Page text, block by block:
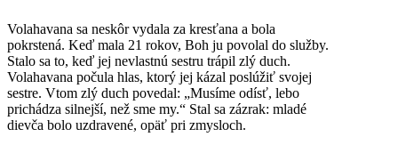
Volahavana sa neskôr vydala za kresťana a bola
pokrstená. Keď mala 21 rokov, Boh ju povolal do služby.
Stalo sa to, keď jej nevlastnú sestru trápil zlý duch.
Volahavana počula hlas, ktorý jej kázal poslúžiť svojej
sestre. Vtom zlý duch povedal: „Musíme odísť, lebo
prichádza silnejší, než sme my.“ Stal sa zázrak: mladé
dievča bolo uzdravené, opäť pri zmysloch.